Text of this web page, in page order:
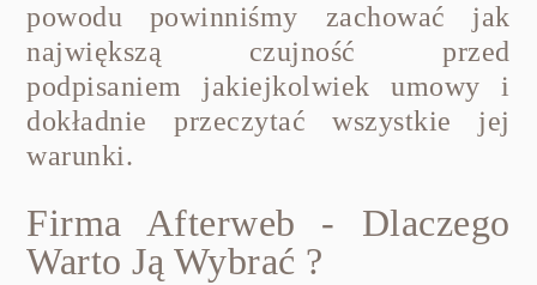
powodu powinniśmy zachować jak
największą czujność przed
podpisaniem jakiejkolwiek umowy i
dokładnie przeczytać wszystkie jej
warunki.
Firma Afterweb - Dlaczego
Warto Ją Wybrać ?